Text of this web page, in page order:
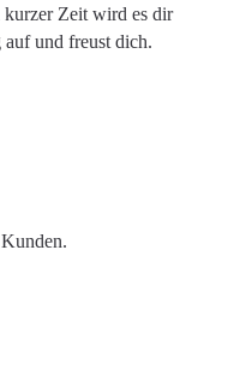
Zeit wird es dir
auf und freust dich.
5 Sternen